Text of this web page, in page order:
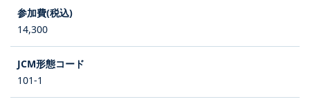
14,300
101-1